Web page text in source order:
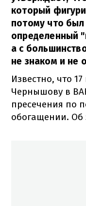
который
потому что
определенный
а с
не знаком и не
Известно, что
Чернышову в
пресечения по
обогащении. Об